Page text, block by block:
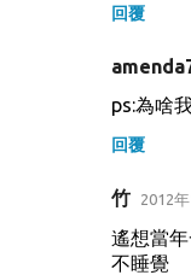
回覆
ps:為啥
回覆
竹 2012
遙想當
不睡覺